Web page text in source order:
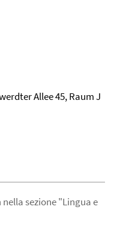
Allee 45, Raum J
sezione "Lingua e